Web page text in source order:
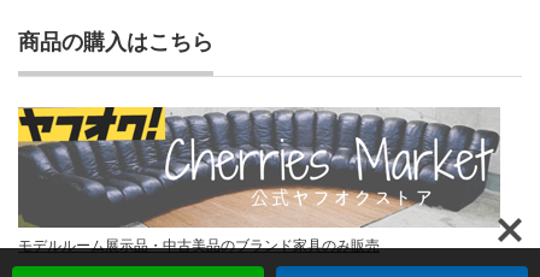
商品の購入はこちら
モデルルーム展示品・中古美品のブランド家具のみ販売